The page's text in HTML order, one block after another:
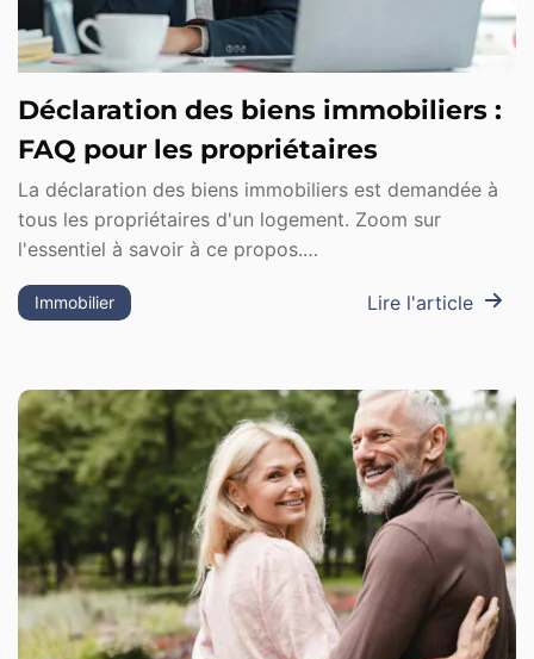
Déclaration des biens immobiliers :
FAQ pour les propriétaires
La déclaration des biens immobiliers est demandée à
tous les propriétaires d'un logement. Zoom sur
l'essentiel à savoir à ce propos.…
Lire l'article
Immobilier